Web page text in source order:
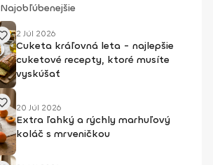
Najobľúbenejšie
2 Júl 2026
Cuketa kráľovná leta - najlepšie
cuketové recepty, ktoré musíte
vyskúšať
20 Júl 2026
Extra ľahký a rýchly marhuľový
koláč s mrveničkou